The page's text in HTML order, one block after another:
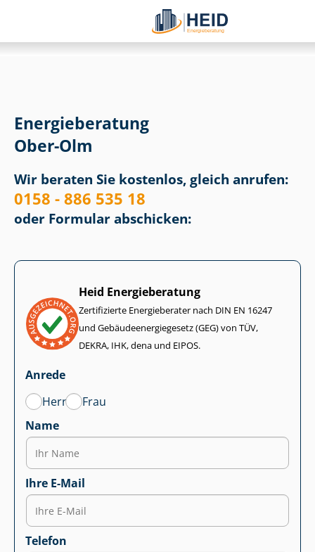
Energieberatung
Ober-Olm
Wir beraten Sie kostenlos, gleich anrufen:
0158 - 886 535 18
oder Formular abschicken:
Heid Energieberatung
Zertifizierte Energieberater nach DIN EN 16247
und Ge­bäu­de­en­er­gie­ge­setz (GEG) von TÜV,
DEKRA, IHK, dena und EIPOS.
Anrede
Herr
Frau
Name
Ihre E-Mail
Telefon